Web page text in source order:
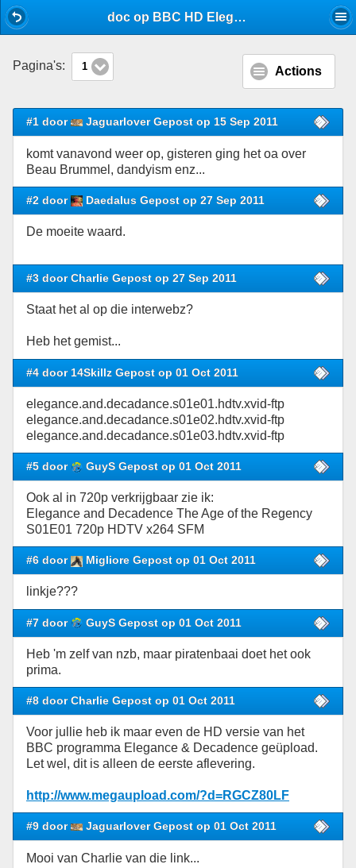
doc op BBC HD Elegance & Decadence - Boeken, tijdschriften en websites - Stijlforum
Pagina's: 1 Actions
#1 door Jaguarlover Gepost op 15 Sep 2011
komt vanavond weer op, gisteren ging het oa over
Beau Brummel, dandyism enz...
#2 door Daedalus Gepost op 27 Sep 2011
De moeite waard.
#3 door Charlie Gepost op 27 Sep 2011
Staat het al op die interwebz?
Heb het gemist...
#4 door 14Skillz Gepost op 01 Oct 2011
elegance.and.decadance.s01e01.hdtv.xvid-ftp
elegance.and.decadance.s01e02.hdtv.xvid-ftp
elegance.and.decadance.s01e03.hdtv.xvid-ftp
#5 door GuyS Gepost op 01 Oct 2011
Ook al in 720p verkrijgbaar zie ik:
Elegance and Decadence The Age of the Regency
S01E01 720p HDTV x264 SFM
#6 door Migliore Gepost op 01 Oct 2011
linkje???
#7 door GuyS Gepost op 01 Oct 2011
Heb 'm zelf van nzb, maar piratenbaai doet het ook
prima.
#8 door Charlie Gepost op 01 Oct 2011
Voor jullie heb ik maar even de HD versie van het
BBC programma Elegance & Decadence geüpload.
Let wel, dit is alleen de eerste aflevering.
http://www.megaupload.com/?d=RGCZ80LF
#9 door Jaguarlover Gepost op 01 Oct 2011
Mooi van Charlie van die link...